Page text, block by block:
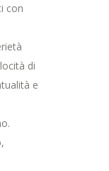
con
di
e